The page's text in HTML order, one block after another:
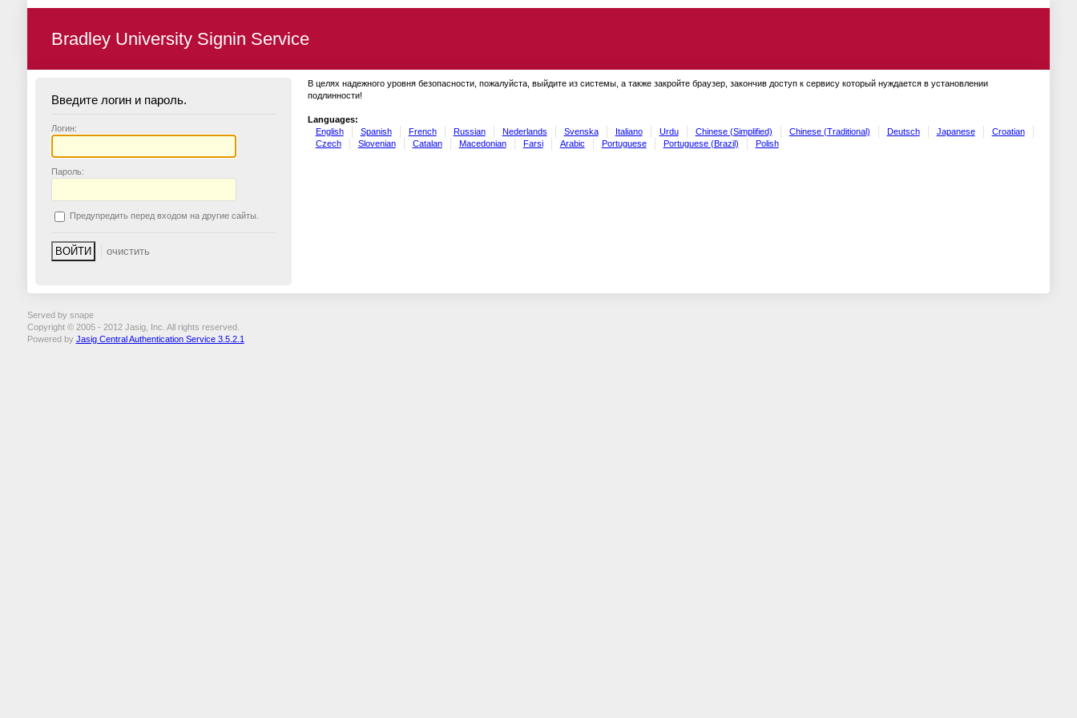
Bradley University Signin Service
Введите логин и пароль.
Логин:
Пароль:
Предупредить перед входом на другие сайты.
В целях надежного уровня безопасности, пожалуйста, выйдите из системы, а также закройте браузер, закончив доступ к сервису который нуждается в установлении
подлинности!
Languages:
English
Spanish French Russian Nederlands Svenska Italiano Urdu Chinese (Simplified) Chinese (Traditional) Deutsch Japanese
Croatian
Czech
Slovenian Catalan Macedonian Farsi Arabic Portuguese Portuguese (Brazil) Polish
Served by snape
Copyright © 2005 - 2012 Jasig, Inc. All rights reserved.
Powered by Jasig Central Authentication Service 3.5.2.1